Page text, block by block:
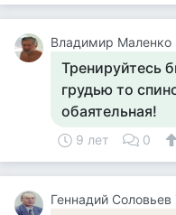
Владимир Маленко
Тренируйтесь
грудью то
обаятельная!
9 лет 0
Геннадий Соловьев